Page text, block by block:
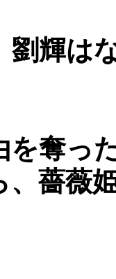
劉輝は
を奪っ
薔薇